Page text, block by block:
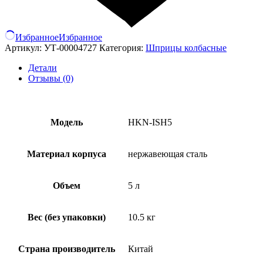
ИзбранноеИзбранное
Артикул: УТ-00004727 Категория: Шприцы колбасные
Детали
Отзывы (0)
Модель HKN-ISН5
Материал корпуса нержавеющая сталь
Объем 5 л
Вес (без упаковки) 10.5 кг
Страна производитель Китай